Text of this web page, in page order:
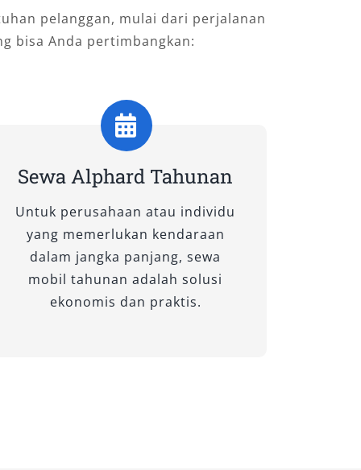
pelanggan, mulai dari perjalanan
bisa Anda pertimbangkan:
Sewa Alphard Tahunan
Untuk perusahaan atau individu
yang memerlukan kendaraan
dalam jangka panjang, sewa
mobil tahunan adalah solusi
ekonomis dan praktis.